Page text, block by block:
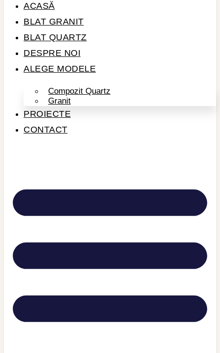
ACASĂ
BLAT GRANIT
BLAT QUARTZ
DESPRE NOI
ALEGE MODELE
Compozit Quartz
Granit
PROIECTE
CONTACT